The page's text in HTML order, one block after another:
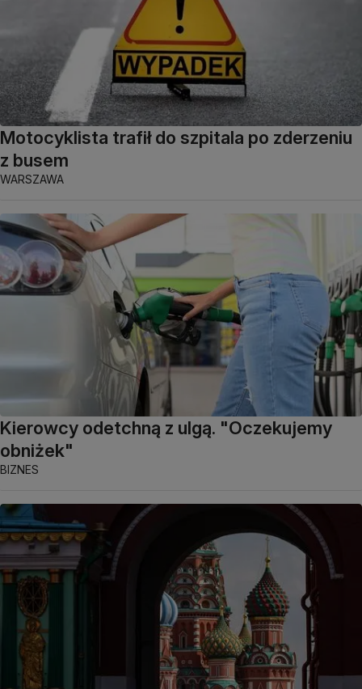
Motocyklista trafił do szpitala po zderzeniu
z busem
WARSZAWA
Kierowcy odetchną z ulgą. "Oczekujemy
obniżek"
BIZNES